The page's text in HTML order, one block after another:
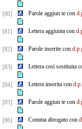
[80] Parole aggiun te con
[81] Lettera aggiunta con
[82] Parole inserite con
[83] Lettera così sostituita
[84] Lettera inserita con
[85] Parole aggiun te con
[86] Comma abrogato con